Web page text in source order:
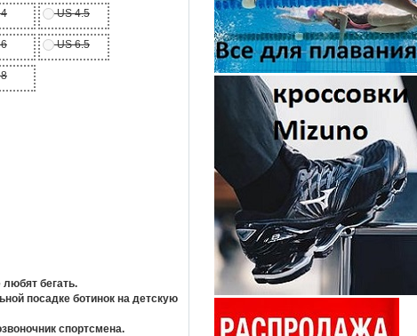
US 4.5
US 6.5
бегать.
посадке ботинок на детскую
спортсмена.